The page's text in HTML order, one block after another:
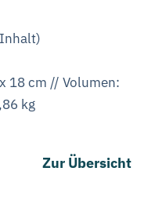
18 cm // Volumen:
kg
Zur Übersicht